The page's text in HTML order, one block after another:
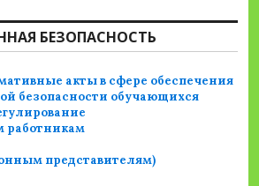
БЕЗОПАСНОСТЬ
акты в сфере обеспечения
безопасности обучающихся
работникам
представителям)